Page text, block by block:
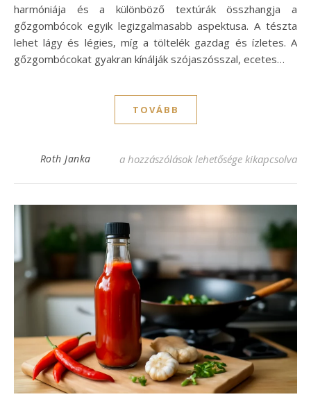
harmóniája és a különböző textúrák összhangja a
gőzgombócok egyik legizgalmasabb aspektusa. A tészta
lehet lágy és légies, míg a töltelék gazdag és ízletes. A
gőzgombócokat gyakran kínálják szójaszósszal, ecetes…
TOVÁBB
Roth Janka Gőzgombóc receptek: Fedezd fel a
a hozzászólások lehetősége kikapcsolva